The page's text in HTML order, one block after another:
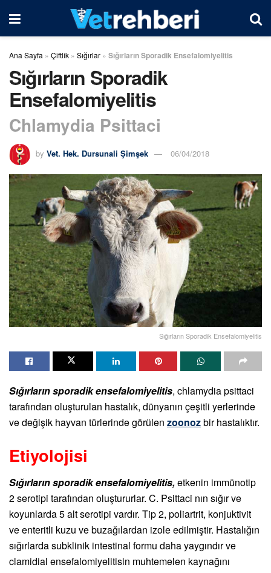
Ana Sayfa » Çiftlik » Sığırlar » Sığırların Sporadik Ensefalomiyelitis
Sığırların Sporadik
Ensefalomiyelitis
Chlamydia Psittaci
by Vet. Hek. Dursunali Şimşek 06/04/2018
Sığırların Sporadik Ensefalomiyelitis
Sığırların sporadik ensefalomiyelitis, chlamydia psittaci
tarafından oluşturulan hastalık, dünyanın çeşitli yerlerinde
ve değişik hayvan türlerinde görülen zoonozbir hastalıktır.
Etiyolojisi
Sığırların sporadik ensefalomiyelitis,etkenin immünotip
2 serotipi tarafından oluştururlar. C. Psittaci nın sığır ve
koyunlarda 5 alt serotipi vardır. Tip 2, poliartrit, konjuktivit
ve enteritli kuzu ve buzağılardan izole edilmiştir. Hastalığın
sığırlarda subklinik intestinal formu daha yaygındır ve
clamidial ensefalomiyelitisin muhtemelen kaynağını